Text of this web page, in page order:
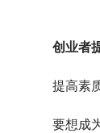
创业者
提高素质
要想成为